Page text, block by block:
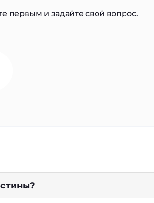
первым и задайте свой вопрос.